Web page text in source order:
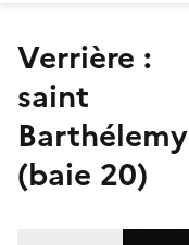
verrière :
saint
Barthélemy
(baie 20)